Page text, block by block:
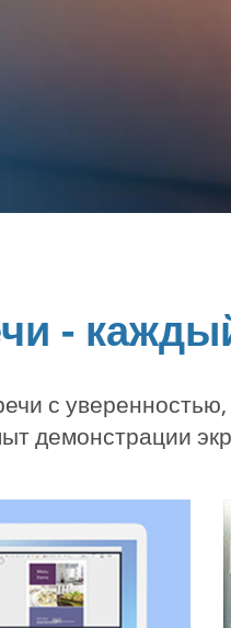
-
с
демонстрации